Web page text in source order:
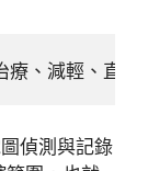
、減輕、直
偵測與記錄